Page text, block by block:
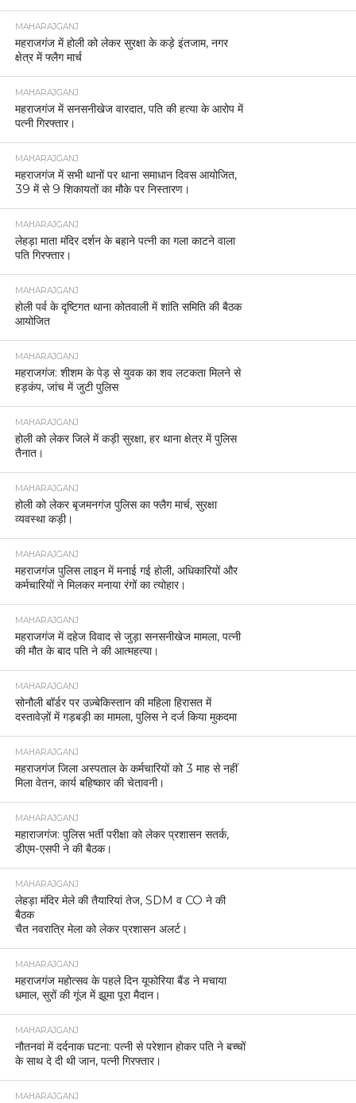
MAHARAJGANJ
महराजगंज में होली को लेकर सुरक्षा के कड़े इंतजाम, नगर
क्षेत्र में फ्लैग मार्च
MAHARAJGANJ
महराजगंज में सनसनीखेज वारदात, पति की हत्या के आरोप में
पत्नी गिरफ्तार।
MAHARAJGANJ
महराजगंज में सभी थानों पर थाना समाधान दिवस आयोजित,
39 में से 9 शिकायतों का मौके पर निस्तारण।
MAHARAJGANJ
लेहड़ा माता मंदिर दर्शन के बहाने पत्नी का गला काटने वाला
पति गिरफ्तार।
MAHARAJGANJ
होली पर्व के दृष्टिगत थाना कोतवाली में शांति समिति की बैठक
आयोजित
MAHARAJGANJ
महराजगंज: शीशम के पेड़ से युवक का शव लटकता मिलने से
हड़कंप, जांच में जुटी पुलिस
MAHARAJGANJ
होली को लेकर जिले में कड़ी सुरक्षा, हर थाना क्षेत्र में पुलिस
तैनात।
MAHARAJGANJ
होली को लेकर बृजमनगंज पुलिस का फ्लैग मार्च, सुरक्षा
व्यवस्था कड़ी।
MAHARAJGANJ
महराजगंज पुलिस लाइन में मनाई गई होली, अधिकारियों और
कर्मचारियों ने मिलकर मनाया रंगों का त्योहार।
MAHARAJGANJ
महराजगंज में दहेज विवाद से जुड़ा सनसनीखेज मामला, पत्नी
की मौत के बाद पति ने की आत्महत्या।
MAHARAJGANJ
सोनौली बॉर्डर पर उज़्बेकिस्तान की महिला हिरासत में
दस्तावेज़ों में गड़बड़ी का मामला, पुलिस ने दर्ज किया मुकदमा
MAHARAJGANJ
महराजगंज जिला अस्पताल के कर्मचारियों को 3 माह से नहीं
मिला वेतन, कार्य बहिष्कार की चेतावनी।
MAHARAJGANJ
महाराजगंज: पुलिस भर्ती परीक्षा को लेकर प्रशासन सतर्क,
डीएम-एसपी ने की बैठक।
MAHARAJGANJ
लेहड़ा मंदिर मेले की तैयारियां तेज, SDM व CO ने की
बैठक
चैत नवरात्रि मेला को लेकर प्रशासन अलर्ट।
MAHARAJGANJ
महराजगंज महोत्सव के पहले दिन यूफोरिया बैंड ने मचाया
धमाल, सुरों की गूंज में झूमा पूरा मैदान।
MAHARAJGANJ
नौतनवां में दर्दनाक घटना: पत्नी से परेशान होकर पति ने बच्चों
के साथ दे दी थी जान, पत्नी गिरफ्तार।
MAHARAJGANJ